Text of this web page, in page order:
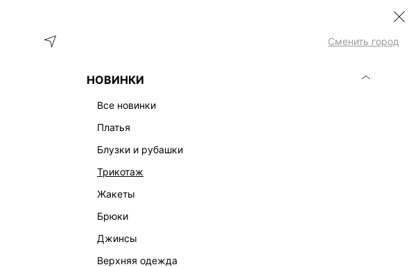
Сменить город
НОВИНКИ
все новинки
платья
блузки и рубашки
трикотаж
жакеты
брюки
джинсы
верхняя одежда
ФИНАЛЬНАЯ РАСПРОДАЖА
ПЛАТЬЯ ЖАКЕТЫ КОМБИНЕЗОНЫ